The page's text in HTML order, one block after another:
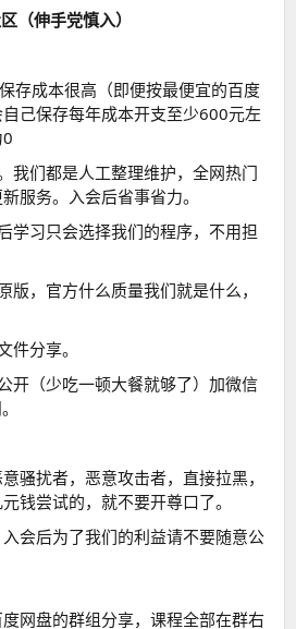
（伸手党慎入）
存成本很高（即便按最便宜的百度
己保存每年成本开支至少600元左
我们都是人工整理维护，全网热门
服务。入会后省事省力。
学习只会选择我们的程序，不用担
版，官方什么质量我们就是什么，
件分享。
开（少吃一顿大餐就够了）加微信
骚扰者，恶意攻击者，直接拉黑，
钱尝试的，就不要开尊口了。
会后为了我们的利益请不要随意公
网盘的群组分享，课程全部在群右